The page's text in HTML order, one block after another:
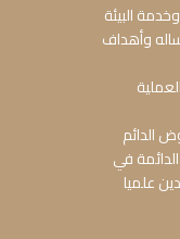
البيئة
وأهداف
الدائم
في
علمیا